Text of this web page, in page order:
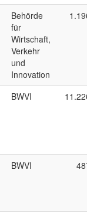
Behörde
für
Wirtschaft,
Verkehr
und
Innovation
BWVI
BWVI